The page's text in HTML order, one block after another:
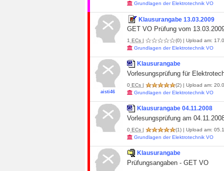
Grundlagen der Elektrotechnik VO
Klausurangabe 13.03.2009
GET VO Prüfung vom
1 ECs | (0) | Upload am:
Grundlagen der Elektrotechnik VO
aisti46
Klausurangabe
Vorlesungsprüfung für
0 ECs | (2) | Upload am:
Grundlagen der Elektrotechnik VO
Klausurangabe 04.11.2008
Vorlesungsprüfung am
0 ECs | (1) | Upload am:
Grundlagen der Elektrotechnik VO
Klausurangabe
Prüfungsangaben - GET VO